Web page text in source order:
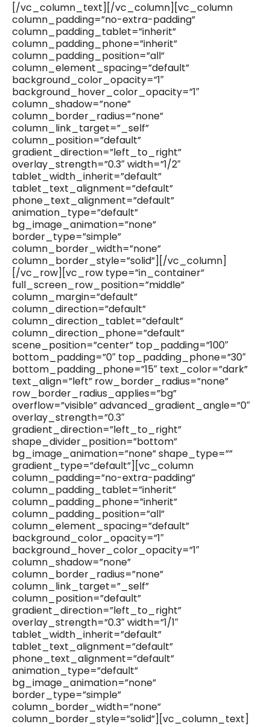
[/vc_column_text][/vc_column][vc_column
column_padding=”no-extra-padding”
column_padding_tablet=”inherit”
column_padding_phone=”inherit”
column_padding_position=”all”
column_element_spacing=”default”
background_color_opacity=”1″
background_hover_color_opacity=”1″
column_shadow=”none”
column_border_radius=”none”
column_link_target=”_self”
column_position=”default”
gradient_direction=”left_to_right”
overlay_strength=”0.3″ width=”1/2″
tablet_width_inherit=”default”
tablet_text_alignment=”default”
phone_text_alignment=”default”
animation_type=”default”
bg_image_animation=”none”
border_type=”simple”
column_border_width=”none”
column_border_style=”solid”][/vc_column]
[/vc_row][vc_row type=”in_container”
full_screen_row_position=”middle”
column_margin=”default”
column_direction=”default”
column_direction_tablet=”default”
column_direction_phone=”default”
scene_position=”center” top_padding=”100″
bottom_padding=”0″ top_padding_phone=”30″
bottom_padding_phone=”15″ text_color=”dark”
text_align=”left” row_border_radius=”none”
row_border_radius_applies=”bg”
overflow=”visible” advanced_gradient_angle=”0″
overlay_strength=”0.3″
gradient_direction=”left_to_right”
shape_divider_position=”bottom”
bg_image_animation=”none” shape_type=””
gradient_type=”default”][vc_column
column_padding=”no-extra-padding”
column_padding_tablet=”inherit”
column_padding_phone=”inherit”
column_padding_position=”all”
column_element_spacing=”default”
background_color_opacity=”1″
background_hover_color_opacity=”1″
column_shadow=”none”
column_border_radius=”none”
column_link_target=”_self”
column_position=”default”
gradient_direction=”left_to_right”
overlay_strength=”0.3″ width=”1/1″
tablet_width_inherit=”default”
tablet_text_alignment=”default”
phone_text_alignment=”default”
animation_type=”default”
bg_image_animation=”none”
border_type=”simple”
column_border_width=”none”
column_border_style=”solid”][vc_column_text]